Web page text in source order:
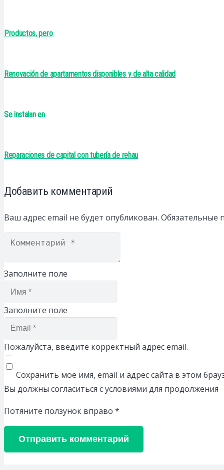
Productos, pero
Renovación de apartamentos disponibles y de alta calidad
Se instalan en
Reparaciones de capital con tubería de rehau
Добавить комментарий
Ваш адрес email не будет опубликован. Обязательные
Заполните поле
Заполните поле
Пожалуйста, введите корректный адрес email.
Сохранить моё имя, email и адрес сайта в этом
Вы должны согласиться с условиями для продолжения
Потяните ползунок вправо *
Отправить комментарий